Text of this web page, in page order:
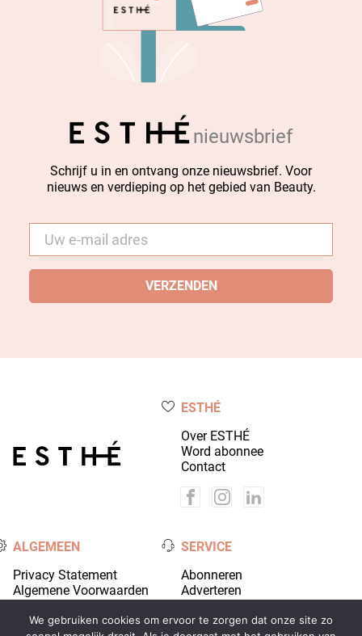
nieuwsbrief
Schrijf u in en ontvang onze nieuwsbrief. Voor
nieuws en verdieping op het gebied van Beauty.
mail *
ESTHÉ
Over ESTHÉ
Word abonnee
Contact
ALGEMEEN
Privacy Statement
Algemene Voorwaarden
SERVICE
Abonneren
Adverteren
We gebruiken cookies om ervoor te zorgen dat onze site zo